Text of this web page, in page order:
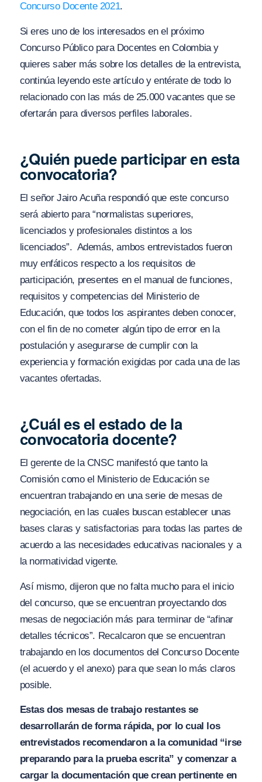
Concurso Docente 2021.
Si eres uno de los interesados en el próximo
Concurso Público para Docentes en Colombia y
quieres saber más sobre los detalles de la entrevista,
continúa leyendo este artículo y entérate de todo lo
relacionado con las más de 25.000 vacantes que se
ofertarán para diversos perfiles laborales.
¿Quién puede participar en esta
convocatoria?
El señor Jairo Acuña respondió que este concurso
será abierto para “normalistas superiores,
licenciados y profesionales distintos a los
licenciados”. Además, ambos entrevistados fueron
muy enfáticos respecto a los requisitos de
participación, presentes en el manual de funciones,
requisitos y competencias del Ministerio de
Educación, que todos los aspirantes deben conocer,
con el fin de no cometer algún tipo de error en la
postulación y asegurarse de cumplir con la
experiencia y formación exigidas por cada una de las
vacantes ofertadas.
¿Cuál es el estado de la
convocatoria docente?
El gerente de la CNSC manifestó que tanto la
Comisión como el Ministerio de Educación se
encuentran trabajando en una serie de mesas de
negociación, en las cuales buscan establecer unas
bases claras y satisfactorias para todas las partes de
acuerdo a las necesidades educativas nacionales y a
la normatividad vigente.
Así mismo, dijeron que no falta mucho para el inicio
del concurso, que se encuentran proyectando dos
mesas de negociación más para terminar de “afinar
detalles técnicos”. Recalcaron que se encuentran
trabajando en los documentos del Concurso Docente
(el acuerdo y el anexo) para que sean lo más claros
posible.
Estas dos mesas de trabajo restantes se
desarrollarán de forma rápida, por lo cual los
entrevistados recomendaron a la comunidad “irse
preparando para la prueba escrita” y comenzar a
cargar la documentación que crean pertinente en